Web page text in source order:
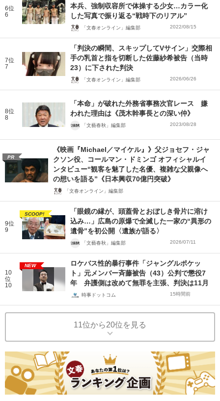
6位
6
本兵、強制収容所で体操する少女…カラー化
した写真で振り返る“戦時下のリアル”
「文春オンライン」編集部 2022/08/15
7位
7
「判決の瞬間、スキップしてVサイン」交際相
手の乳首と指を切断した佐藤紗希被告（当時
23）に下された判決
「文春オンライン」編集部 2026/06/26
8位
8
「本命」が破れた外務省事務次官レース 嫌
われた理由は《茂木幹事長との深い仲》
「文藝春秋」編集部 2023/08/28
PR
《映画『Michael／マイケル』》父ジョセフ・ジャ
クソン役、コールマン・ドミンゴ オフィシャルイ
ンタビュー“観客を魅了した名優、複雑な父親像へ
の想いを語る”《日本興収70億円突破》
「文春オンライン」編集部
9位
9
SCOOP!
「眼鏡の縁が、頭蓋骨とおぼしき骨片に溶け
込み…」広島の原爆で全滅した一家の“異形の
遺骨”を初公開〈遺族が語る〉
「文藝春秋」編集部 2026/07/11
10
位
10
NEW
ロケバス性的暴行事件「ジャングルポケッ
ト」元メンバー斉藤被告（43）公判で懲役7
年 弁護側は改めて無罪を主張、判決は11月
時事ドットコム 15時間前
11位から20位を見る